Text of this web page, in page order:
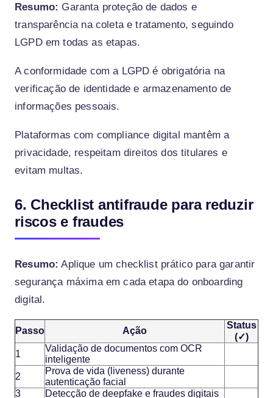
Resumo: Garanta proteção de dados e
transparência na coleta e tratamento, seguindo
LGPD em todas as etapas.
A conformidade com a LGPD é obrigatória na
verificação de identidade e armazenamento de
informações pessoais.
Plataformas com compliance digital mantêm a
privacidade, respeitam direitos dos titulares e
evitam multas.
6. Checklist antifraude para reduzir
riscos e fraudes
Resumo: Aplique um checklist prático para garantir
segurança máxima em cada etapa do onboarding
digital.
Passo Ação
Status
(✓)
1
Validação de documentos com OCR
inteligente
2
Prova de vida (liveness) durante
autenticação facial
3
Detecção de deepfake e fraudes digitais